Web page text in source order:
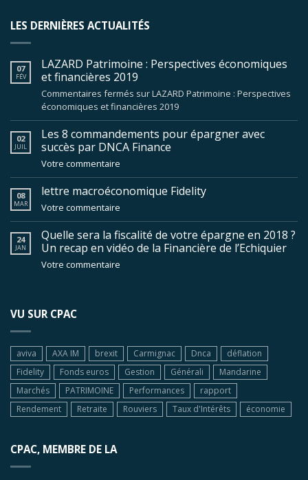
LES DERNIÈRES ACTUALITÉS
07
FÉV
LAZARD Patrimoine : Perspectives économiques
et financières 2019
Commentaires fermés sur LAZARD Patrimoine : Perspectives
économiques et financières 2019
02
JUIL
Les 8 commandements pour épargner avec
succès par DNCA Finance
Votre commentaire
08
MAR
lettre macroéconomique Fidelity
Votre commentaire
24
JAN
Quelle sera la fiscalité de votre épargne en 2018 ?
Un recap en vidéo de la Financière de l’Echiquier
Votre commentaire
VU SUR CPAC
aviva AXA IM brexit Carmignac Dnca
déflation
Fidelity
Fonds euros Gestion Générali
Mandarine
Marchés
PATRIMOINE Performances
rapport
Rendement
Retraite Rouviers Taux d'Intérêts économie
CPAC, MEMBRE DE LA